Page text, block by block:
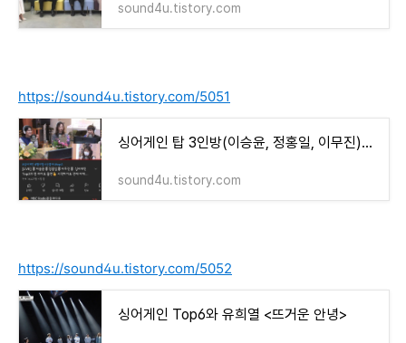
sound4u.tistory.com
https://sound4u.tistory.com/5051
싱어게인 탑 3인방(이승윤, 정홍일, 이무진)과 함께 한, 별이 빛나는 밤에
sound4u.tistory.com
https://sound4u.tistory.com/5052
싱어게인 Top6와 유희열 <뜨거운 안녕>